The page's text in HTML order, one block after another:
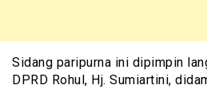
Sidang paripurna ini dipimpin
DPRD Rohul, Hj. Sumiartini,